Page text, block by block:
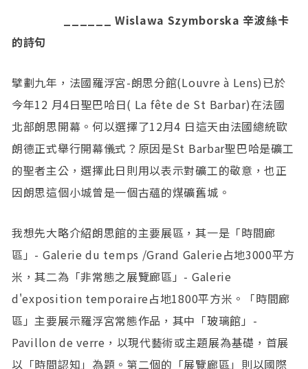
______ Wislawa Szymborska 辛波絲卡
的詩句
擘劃九年，法國羅浮宮-朗思分館(Louvre à Lens)已於
今年12 月4日聖巴哈日( La fête de St Barbar)在法國
北部朗思開幕。何以選擇了12月4 日這天由法國總統歐
朗德正式舉行開幕儀式？原因是St Barbar聖巴哈是礦工
的聖者主公，選擇此日則用以表示對礦工的敬意，也正
因朗思這個小城曾是一個古蘊的煤礦舊城。
我想先大略介紹朗思館的主要展區，其一是「時間廊
區」- Galerie du temps /Grand Galerie占地3000平方
米，其二為「非常態之展覽廊區」- Galerie
d'exposition temporaire占地1800平方米。「時間廊
區」主要展示羅浮宮常態作品，其中「玻璃館」-
Pavillon de verre，以現代藝術或主題展為基礎，首展
以「時間認知」為題。第二個的「展覽廊區」則以國際